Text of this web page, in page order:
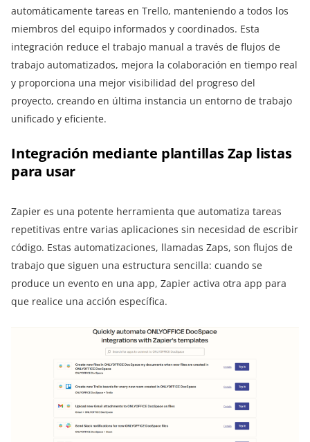
automáticamente tareas en Trello, manteniendo a todos los
miembros del equipo informados y coordinados. Esta
integración reduce el trabajo manual a través de flujos de
trabajo automatizados, mejora la colaboración en tiempo real
y proporciona una mejor visibilidad del progreso del
proyecto, creando en última instancia un entorno de trabajo
unificado y eficiente.
Integración mediante plantillas Zap listas
para usar
Zapier es una potente herramienta que automatiza tareas
repetitivas entre varias aplicaciones sin necesidad de escribir
código. Estas automatizaciones, llamadas Zaps, son flujos de
trabajo que siguen una estructura sencilla: cuando se
produce un evento en una app, Zapier activa otra app para
que realice una acción específica.